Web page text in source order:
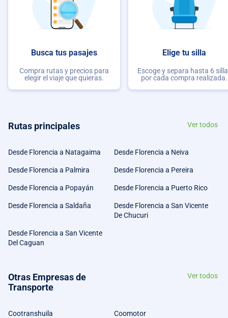
Busca tus pasajes
Compra rutas y precios para
elegir el viaje que quieras.
Elige tu silla
Escoge y separa hasta 6
por cada compra realizada.
Rutas principales Ver todos
Desde Florencia a Natagaima Desde Florencia a Neiva
Desde Florencia a Palmira Desde Florencia a Pereira
Desde Florencia a Popayán Desde Florencia a Puerto Rico
Desde Florencia a Saldaña
Desde Florencia a San Vicente
De Chucuri
Desde Florencia a San Vicente
Del Caguan
Otras Empresas de
Transporte
Ver todos
Cootranshuila Coomotor